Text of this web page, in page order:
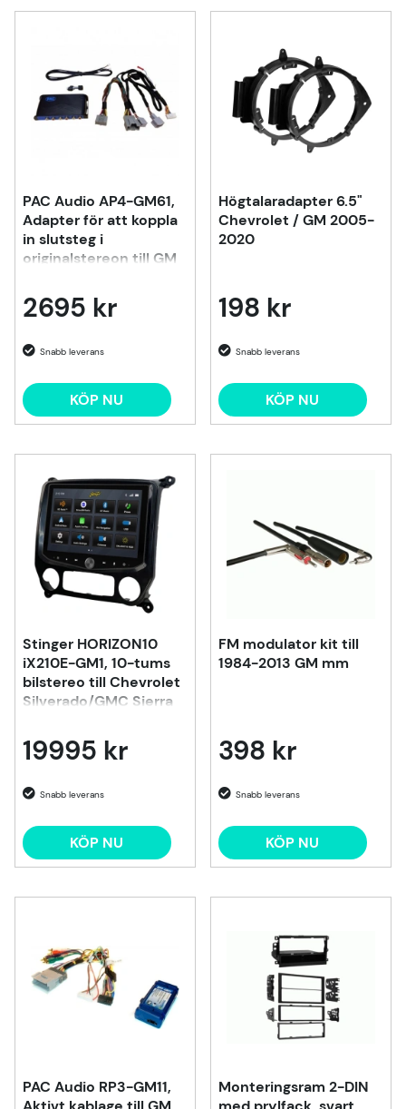
PAC Audio AP4-GM61,
Adapter för att koppla
in slutsteg i
originalstereon till GM
2695 kr
KÖP NU
Högtalaradapter 6.5"
Chevrolet / GM 2005-
2020
198 kr
KÖP NU
Stinger HORIZON10
iX210E-GM1, 10-tums
bilstereo till Chevrolet
Silverado/GMC Sierra
19995 kr
KÖP NU
FM modulator kit till
1984-2013 GM mm
398 kr
KÖP NU
PAC Audio RP3-GM11,
Monteringsram 2-DIN